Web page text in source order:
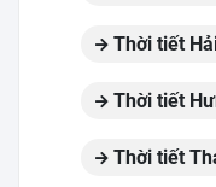
Thời tiết
Thời tiết
Thời tiết